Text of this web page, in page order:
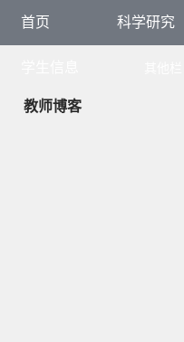
首页 科学研究
教师博客